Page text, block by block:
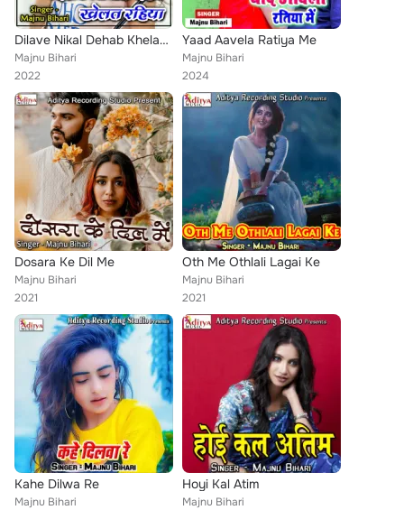
Dilave Nikal Dehab Khelat Rahiya
Majnu Bihari
2022
Yaad Aavela Ratiya Me
Majnu Bihari
2024
Dosara Ke Dil Me
Majnu Bihari
2021
Oth Me Othlali Lagai Ke
Majnu Bihari
2021
Kahe Dilwa Re
Majnu Bihari
Hoyi Kal Atim
Majnu Bihari